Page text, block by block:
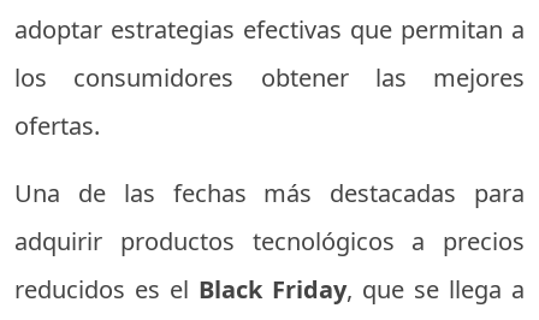
adoptar estrategias efectivas que permitan a
los consumidores obtener las mejores
ofertas.
Una de las fechas más destacadas para
adquirir productos tecnológicos a precios
reducidos es el Black Friday, que se llega a